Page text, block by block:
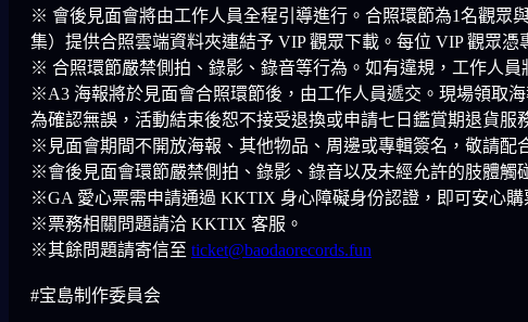
※ 會後見面會將由工作人員全程引導進行。合照環節為1名觀眾
集）提供合照雲端資料夾連結予 VIP 觀眾下載。每位 VIP 觀眾
※ 合照環節嚴禁側拍、錄影、錄音等行為。如有違規，工作人
※A3 海報將於見面會合照環節後，由工作人員遞交。現場領取
為確認無誤，活動結束後恕不接受退換或申請七日鑑賞期退貨服
※見面會期間不開放海報、其他物品、周邊或專輯簽名，敬請配
※會後見面會環節嚴禁側拍、錄影、錄音以及未經允許的肢體觸
※GA 愛心票需申請通過 KKTIX 身心障礙身份認證，即可安心購
※票務相關問題請洽 KKTIX 客服。
※其餘問題請寄信至 ticket@baodaorecords.fun
#宝島制作委員会